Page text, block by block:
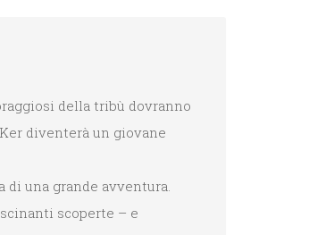
della tribù dovranno
diventerà un giovane
una grande avventura.
scoperte – e